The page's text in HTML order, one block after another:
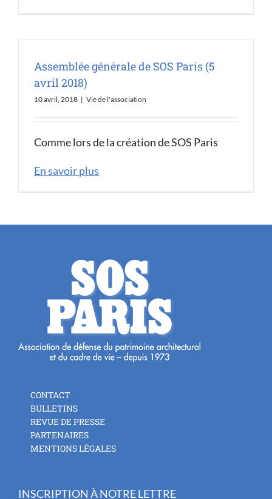
Assemblée générale de SOS Paris (5
avril 2018)
10 avril, 2018 | Vie de l'association
Comme lors de la création de SOS Paris
En savoir plus
CONTACT
BULLETINS
REVUE DE PRESSE
PARTENAIRES
MENTIONS LÉGALES
INSCRIPTION À NOTRE LETTRE